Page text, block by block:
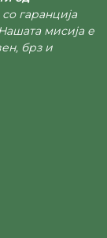
со гаранција
мисија е
брз и